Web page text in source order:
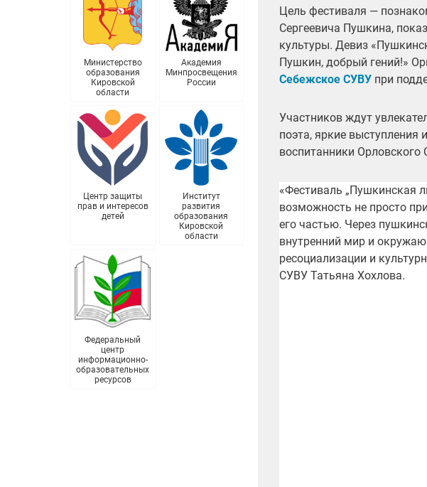
Министерство
образования
Кировской
области
Академия
Минпросвещения
России
Центр защиты
прав и интересов
детей
Институт
развития
образования
Кировской
области
Федеральный
центр
информационно-
образовательных
ресурсов
Цель фестиваля —
Сергеевича Пушкина,
культуры. Девиз
Пушкин, добрый гений!»
Себежское СУВУ при
Участников ждут
поэта, яркие выступления
воспитанники Орловского
«Фестиваль „Пушкинская
возможность не просто
его частью. Через
внутренний мир и
ресоциализации и
СУВУ Татьяна Хохлова.